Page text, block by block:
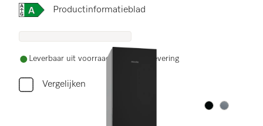
Online Label Flag, Energielabel
Productinformatieblad
Leverbaar uit voorraad met gratis levering
Vergelijken
Kleur:Kleur: